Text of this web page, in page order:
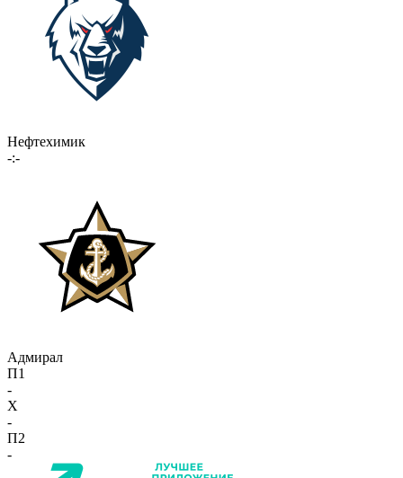
Нефтехимик
-:-
Адмирал
П1
-
X
-
П2
-